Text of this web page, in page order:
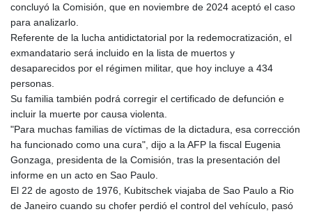
concluyó la Comisión, que en noviembre de 2024 aceptó el caso
para analizarlo.
Referente de la lucha antidictatorial por la redemocratización, el
exmandatario será incluido en la lista de muertos y
desaparecidos por el régimen militar, que hoy incluye a 434
personas.
Su familia también podrá corregir el certificado de defunción e
incluir la muerte por causa violenta.
"Para muchas familias de víctimas de la dictadura, esa corrección
ha funcionado como una cura", dijo a la AFP la fiscal Eugenia
Gonzaga, presidenta de la Comisión, tras la presentación del
informe en un acto en Sao Paulo.
El 22 de agosto de 1976, Kubitschek viajaba de Sao Paulo a Rio
de Janeiro cuando su chofer perdió el control del vehículo, pasó